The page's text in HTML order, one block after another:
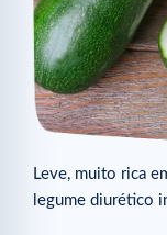
Leve, muito rica
legume diurético